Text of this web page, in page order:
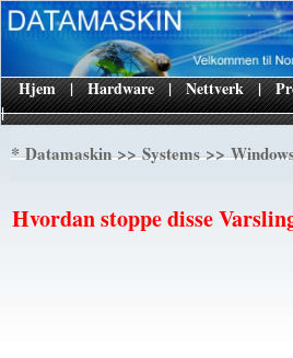
|
Hjem | Hardware | Nettverk |
*Datamaskin>>Systems>>
Hvordan stoppe disse